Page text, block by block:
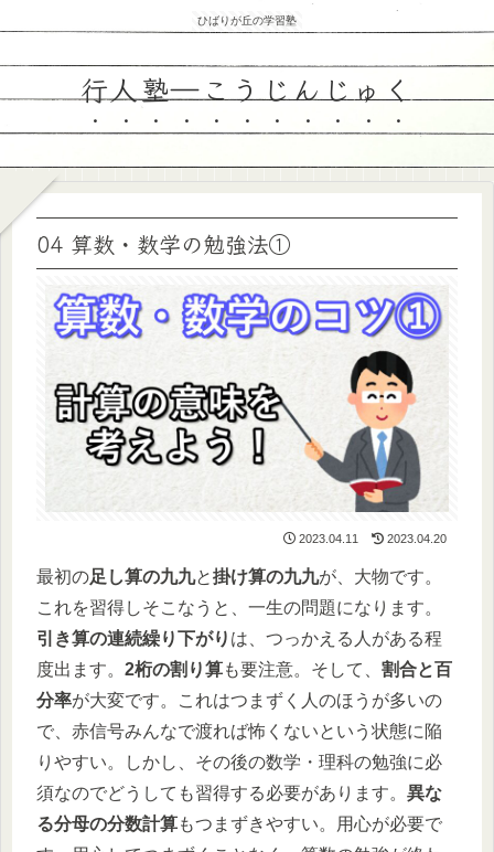
ひばりが丘の学習塾
行人塾―こうじんじゅく
04 算数・数学の勉強法①
2023.04.11 2023.04.20
最初の足し算の九九と掛け算の九九が、大物です。
これを習得しそこなうと、一生の問題になります。
引き算の連続繰り下がり は、つっかえる人がある程
度出ます。 2桁の割り算も要注意。そして、 割合と百
分率​が大変です。これはつまずく人のほうが多いの
で、赤信号みんなで渡れば怖くないという状態に陥
りやすい。しかし、その後の数学・理科の勉強に必
須なのでどうしても習得する必要があります。 異な
る分母の分数計算もつまずきやすい。用心が必要で